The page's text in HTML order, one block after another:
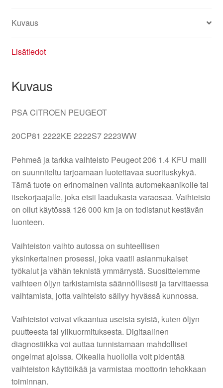
Kuvaus
Lisätiedot
Kuvaus
PSA CITROEN PEUGEOT
20CP81 2222KE 2222S7 2223WW
Pehmeä ja tarkka vaihteisto Peugeot 206 1.4 KFU malli
on suunniteltu tarjoamaan luotettavaa suorituskykyä.
Tämä tuote on erinomainen valinta automekaanikolle tai
itsekorjaajalle, joka etsii laadukasta varaosaa. Vaihteisto
on ollut käytössä 126 000 km ja on todistanut kestävän
luonteen.
Vaihteiston vaihto autossa on suhteellisen
yksinkertainen prosessi, joka vaatii asianmukaiset
työkalut ja vähän teknistä ymmärrystä. Suosittelemme
vaihteen öljyn tarkistamista säännöllisesti ja tarvittaessa
vaihtamista, jotta vaihteisto säilyy hyvässä kunnossa.
Vaihteistot voivat vikaantua useista syistä, kuten öljyn
puutteesta tai ylikuormituksesta. Digitaalinen
diagnostiikka voi auttaa tunnistamaan mahdolliset
ongelmat ajoissa. Oikealla huollolla voit pidentää
vaihteiston käyttöikää ja varmistaa moottorin tehokkaan
toiminnan.